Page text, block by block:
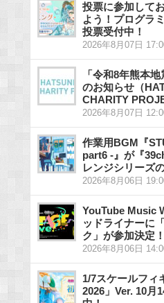
投票に参加して
よう！プログラ
投票受付中！
2026年8月07日
「令和8年熊本
のお知らせ（
CHARITY
2026年8月07日
作業用BGM『
part6 -』が『
レンジシリーズ
2026年8月06日
YouTube Music
ッドライナーに
ク」が参加決定！
2026年8月06日
1/7スケールフィ
2026」Ver. 10月